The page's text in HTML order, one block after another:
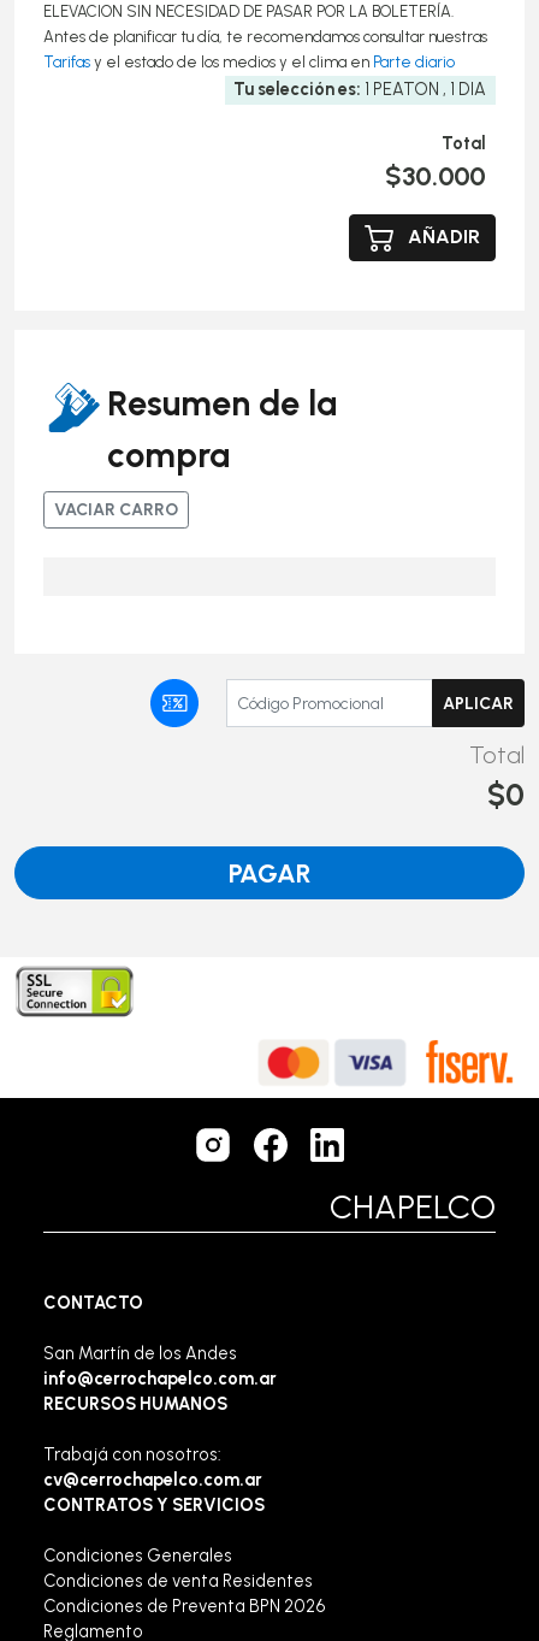
ELEVACION SIN NECESIDAD DE PASAR POR LA BOLETERÍA.
Antes de planificar tu día, te recomendamos consultar nuestras
Tarifas y el estado de los medios y el clima en Parte diario
Tu selección es: 1 PEATON , 1 DIA
Total
$30.000
AÑADIR
Resumen de la
compra
VACIAR CARRO
Total
$0
PAGAR
CHAPELCO
CONTACTO
San Martín de los Andes
info@cerrochapelco.com.ar
RECURSOS HUMANOS
Trabajá con nosotros:
cv@cerrochapelco.com.ar
CONTRATOS Y SERVICIOS
Condiciones Generales
Condiciones de venta Residentes
Condiciones de Preventa BPN 2026
Reglamento